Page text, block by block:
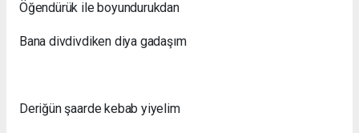
Öğendürük ile boyundurukdan
Bana divdivdiken diya gadaşım
Deriğün şaarde kebab yiyelim